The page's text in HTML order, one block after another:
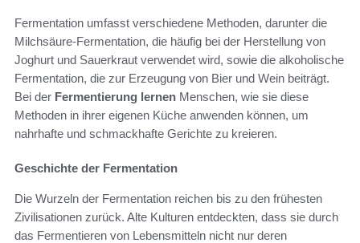
Fermentation umfasst verschiedene Methoden, darunter die
Milchsäure-Fermentation, die häufig bei der Herstellung von
Joghurt und Sauerkraut verwendet wird, sowie die alkoholische
Fermentation, die zur Erzeugung von Bier und Wein beiträgt.
Bei der Fermentierung lernen Menschen, wie sie diese
Methoden in ihrer eigenen Küche anwenden können, um
nahrhafte und schmackhafte Gerichte zu kreieren.
Geschichte der Fermentation
Die Wurzeln der Fermentation reichen bis zu den frühesten
Zivilisationen zurück. Alte Kulturen entdeckten, dass sie durch
das Fermentieren von Lebensmitteln nicht nur deren